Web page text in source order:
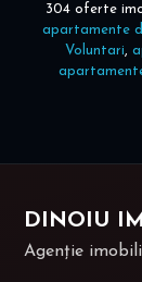
304 oferte
apartamente
Voluntari,
DINOIU
Agenție